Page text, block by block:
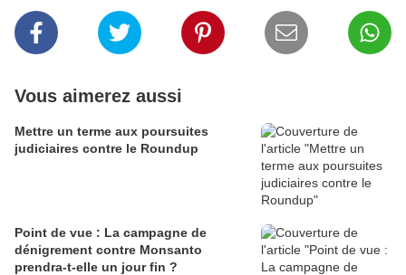
Vous aimerez aussi
Mettre un terme aux poursuites
judiciaires contre le Roundup
Point de vue : La campagne de
dénigrement contre Monsanto
prendra-t-elle un jour fin ?